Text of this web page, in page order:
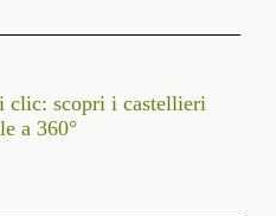
clic: scopri i castellieri
a 360°